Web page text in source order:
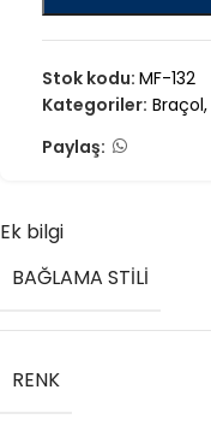
Stok kodu: MF-132
Kategoriler: Braçol,
Paylaş:
Ek bilgi
BAĞLAMA STILI
RENK